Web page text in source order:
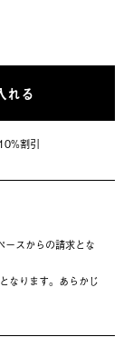
れる
割引
スからの請求とな
なります。あらかじ